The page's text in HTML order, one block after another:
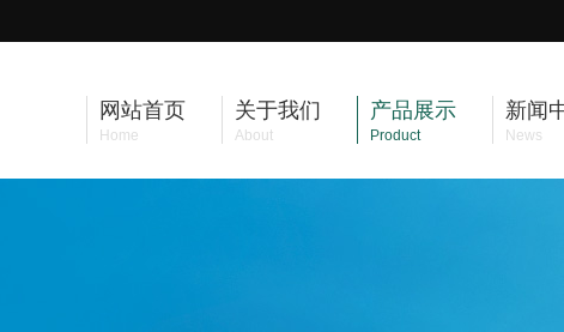
网站首页
Home
关于我们
About
产品展示
Product
新闻
News